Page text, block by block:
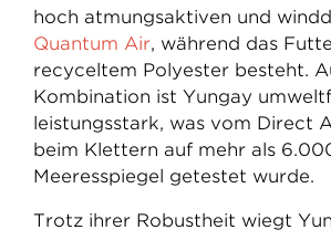
hoch atmungsaktiven und
Quantum Air, während das
recyceltem Polyester besteht.
Kombination ist Yungay
leistungsstark, was vom Direct
beim Klettern auf mehr als
Meeresspiegel getestet wurde.
Trotz ihrer Robustheit wiegt